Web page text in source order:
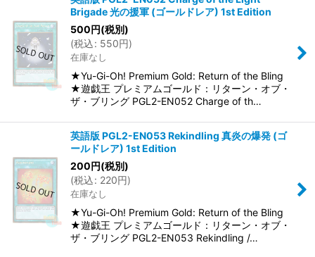
Brigade 光の援軍 (ゴールドレア) 1st Edition
500円(税別)
(税込: 550円)
在庫なし
★Yu-Gi-Oh! Premium Gold: Return of the Bling
★遊戯王 プレミアムゴールド：リターン・オブ・
ザ・ブリング PGL2-EN052 Charge of th…
英語版 PGL2-EN053 Rekindling 真炎の爆発 (ゴ
ールドレア) 1st Edition
200円(税別)
(税込: 220円)
在庫なし
★Yu-Gi-Oh! Premium Gold: Return of the Bling
★遊戯王 プレミアムゴールド：リターン・オブ・
ザ・ブリング PGL2-EN053 Rekindling /…